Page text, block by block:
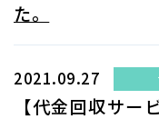
た。
2021.09.27
【代金回収サ